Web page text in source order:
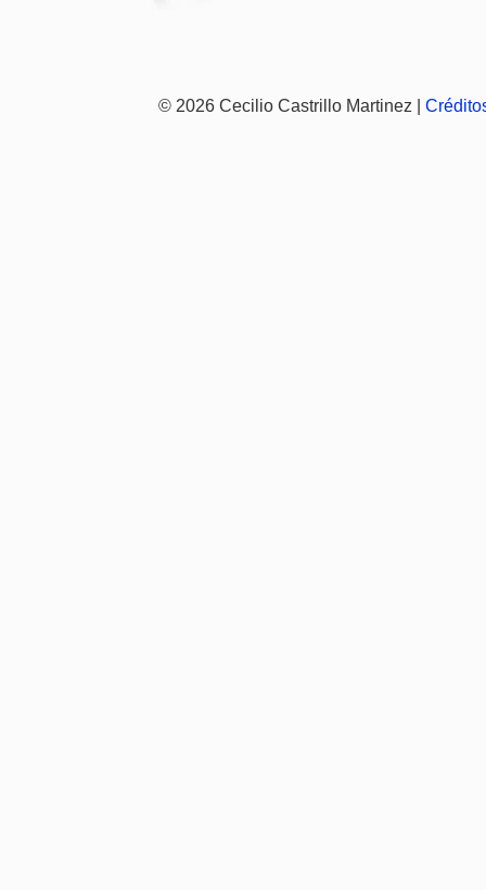
© 2026 Cecilio Castrillo Martinez |